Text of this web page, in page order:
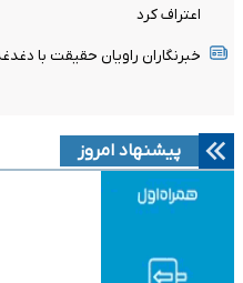
اعتراف کرد
خبرنگاران راویان حقیقت با
پیشنهاد امروز